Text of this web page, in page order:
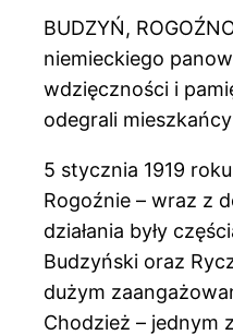
BUDZYŃ,
niemieckiego
wdzięczności i
odegrali
5 stycznia 1919
Rogoźnie – wraz z
działania były
Budzyński oraz
dużym
Chodzież – jednym